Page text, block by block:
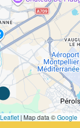
Leaflet | Map data ©Google